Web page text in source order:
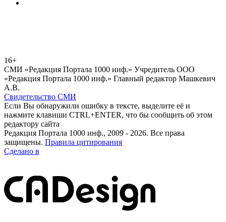
16+
СМИ «Редакция Портала 1000 инф.» Учредитель ООО
«Редакция Портала 1000 инф.» Главный редактор Машкевич
А.В.
Свидетельство СМИ
Если Вы обнаружили ошибку в тексте, выделите её и
нажмите клавиши CTRL+ENTER, что бы сообщить об этом
редактору сайта
Редакция Портала 1000 инф., 2009 - 2026. Все права
защищены. Правила цитирования
Сделано в